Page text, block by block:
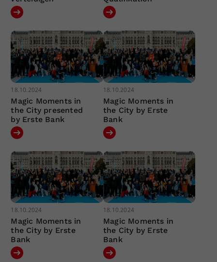
18.10.2024
Magic Moments in
the City presented
by Erste Bank
18.10.2024
Magic Moments in
the City by Erste
Bank
18.10.2024
Magic Moments in
the City by Erste
Bank
18.10.2024
Magic Moments in
the City by Erste
Bank